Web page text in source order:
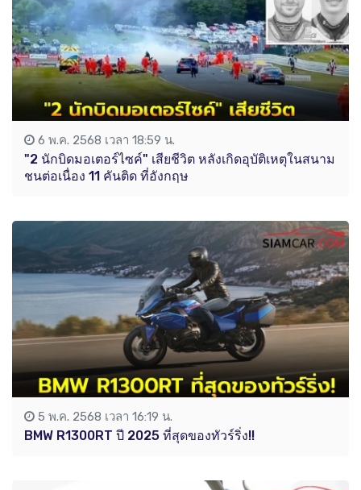
6 พ.ค. 2568 เวลา 18:59 น.
"2 นักบิดมอเตอร์ไซค์" เสียชีวิต หลังเกิดอุบัติเหตุในสนาม
ชนต่อเนื่อง 11 คันติด ที่อังกฤษ
5 พ.ค. 2568 เวลา 16:19 น.
BMW R1300RT ปี 2025 ที่สุดของทัวร์ริ่ง!!